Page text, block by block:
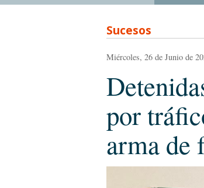
Sucesos
Miércoles, 26 de Junio de
por
arma de